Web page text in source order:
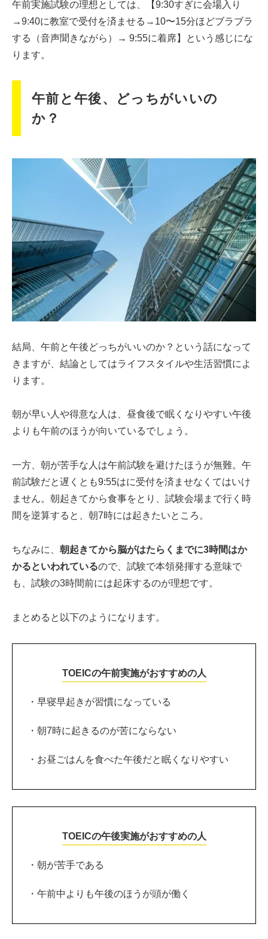
午前実施試験の理想としては、【9:30すぎに会場入り
→9:40に教室で受付を済ませる→10〜15分ほどブラブラ
する（音声聞きながら）→ 9:55に着席】という感じにな
ります。
午前と午後、どっちがいいの
か？
結局、午前と午後どっちがいいのか？という話になって
きますが、結論としてはライフスタイルや生活習慣によ
ります。
朝が早い人や得意な人は、昼食後で眠くなりやすい午後
よりも午前のほうが向いているでしょう。
一方、朝が苦手な人は午前試験を避けたほうが無難。午
前試験だと遅くとも9:55はに受付を済ませなくてはいけ
ません。朝起きてから食事をとり、試験会場まで行く時
間を逆算すると、朝7時には起きたいところ。
ちなみに、 朝起きてから脳がはたらくまでに3時間はか
かるといわれているので、試験で本領発揮する意味で
も、試験の3時間前には起床するのが理想です。
まとめると以下のようになります。
TOEICの午前実施がおすすめの人
・早寝早起きが習慣になっている
・朝7時に起きるのが苦にならない
・お昼ごはんを食べた午後だと眠くなりやすい
TOEICの午後実施がおすすめの人
・朝が苦手である
・午前中よりも午後のほうが頭が働く